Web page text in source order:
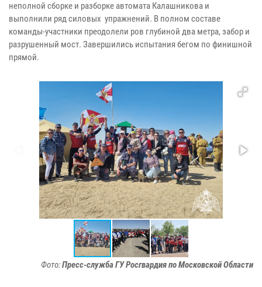
неполной сборке и разборке автомата Калашникова и
выполнили ряд силовых упражнений. В полном составе
команды-участники преодолели ров глубиной два метра, забор и
разрушенный мост. Завершились испытания бегом по финишной
прямой.
Фото:Пресс-служба ГУ Росгвардия по Московской Области